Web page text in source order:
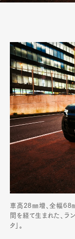
車高28㎜増、全幅68
間を経て生まれた、ラ
タ」。